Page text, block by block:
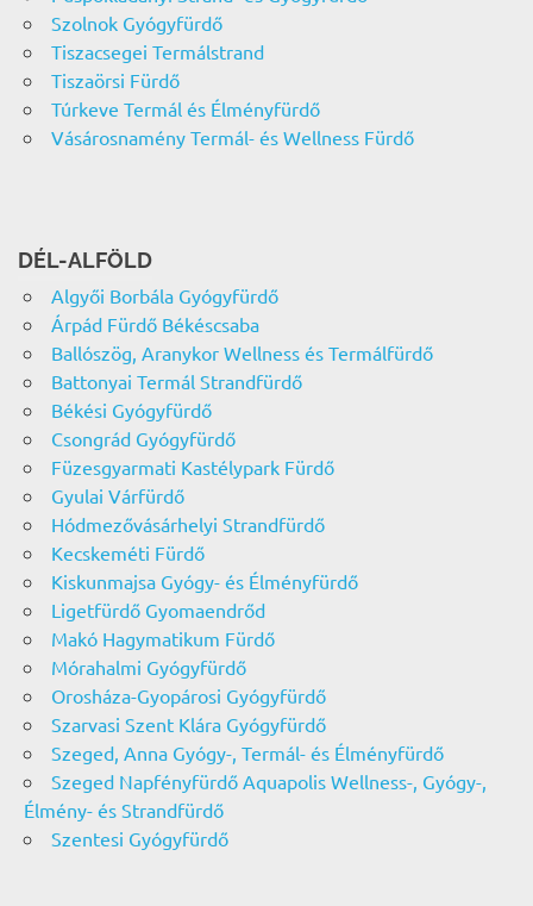
Szolnok Gyógyfürdő
Tiszacsegei Termálstrand
Tiszaörsi Fürdő
Túrkeve Termál és Élményfürdő
Vásárosnamény Termál- és Wellness Fürdő
DÉL-ALFÖLD
Algyői Borbála Gyógyfürdő
Árpád Fürdő Békéscsaba
Ballószög, Aranykor Wellness és Termálfürdő
Battonyai Termál Strandfürdő
Békési Gyógyfürdő
Csongrád Gyógyfürdő
Füzesgyarmati Kastélypark Fürdő
Gyulai Várfürdő
Hódmezővásárhelyi Strandfürdő
Kecskeméti Fürdő
Kiskunmajsa Gyógy- és Élményfürdő
Ligetfürdő Gyomaendrőd
Makó Hagymatikum Fürdő
Mórahalmi Gyógyfürdő
Orosháza-Gyopárosi Gyógyfürdő
Szarvasi Szent Klára Gyógyfürdő
Szeged, Anna Gyógy-, Termál- és Élményfürdő
Szeged Napfényfürdő Aquapolis Wellness-, Gyógy-,
Élmény- és Strandfürdő
Szentesi Gyógyfürdő